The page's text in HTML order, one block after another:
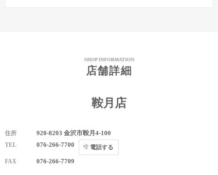
SHOP INFORMATION
店舗詳細
鞍月店
住所 920-8203 金沢市鞍月4-100
TEL 076-266-7700 電話する
FAX 076-266-7709